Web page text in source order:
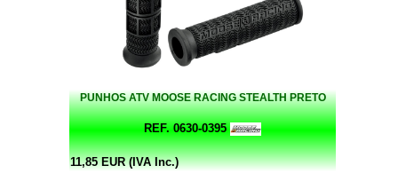
PUNHOS ATV MOOSE RACING STEALTH PRETO
REF. 0630-0395
11,85 EUR (IVA Inc.)